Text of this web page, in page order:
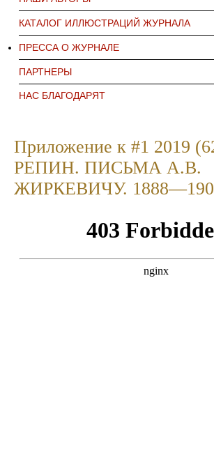
КАТАЛОГ ИЛЛЮСТРАЦИЙ ЖУРНАЛА
ПРЕССА О ЖУРНАЛЕ
ПАРТНЕРЫ
НАС БЛАГОДАРЯТ
Приложение к #1 2019
РЕПИН. ПИСЬМА А.В.
ЖИРКЕВИЧУ.